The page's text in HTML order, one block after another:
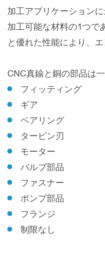
加工アプリケーション
加工可能な材料の1つで
と優れた性能により、
CNC真鍮と銅の部品は
フィッティング
ギア
ベアリング
タービン刃
モーター
バルブ部品
ファスナー
ポンプ部品
フランジ
制限なし